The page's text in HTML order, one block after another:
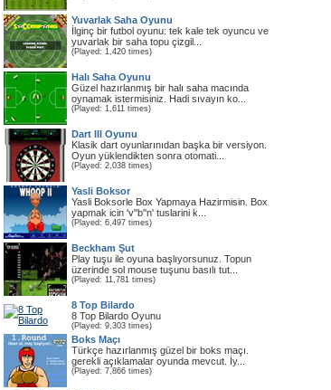
Yuvarlak Saha Oyunu
İlginç bir futbol oyunu: tek kale tek oyuncu ve
yuvarlak bir saha topu çizgil...
(Played: 1,420 times)
Halı Saha Oyunu
Güzel hazırlanmış bir halı saha macında
oynamak istermisiniz. Hadi sıvayın ko...
(Played: 1,611 times)
Dart III Oyunu
Klasik dart oyunlarınıdan başka bir versiyon.
Oyun yüklendikten sonra otomati...
(Played: 2,038 times)
Yasli Boksor
Yasli Boksorle Box Yapmaya Hazirmisin. Box
yapmak icin 'v''b''n' tuslarini k...
(Played: 6,497 times)
Beckham Şut
Play tuşu ile oyuna başlıyorsunuz. Topun
üzerinde sol mouse tuşunu basılı tut...
(Played: 11,781 times)
8 Top Bilardo
8 Top Bilardo Oyunu
(Played: 9,303 times)
Boks Maçı
Türkçe hazırlanmış güzel bir boks maçı.
gerekli açıklamalar oyunda mevcut. İy...
(Played: 7,866 times)